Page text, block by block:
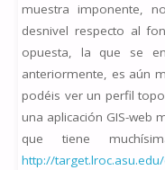
muestra imponente,
desnivel respecto al
opuesta, la que se
anteriormente, es aún
podéis ver un perfil
una aplicación GIS-web
que tiene
http://